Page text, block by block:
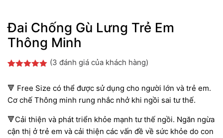
Đai Chống Gù Lưng Trẻ Em
Thông Minh
đánh giá
(3 đánh giá của khách hàng)
🔻 Free Size có thể được sử dụng cho người lớn và trẻ em.
Cơ chế Thông minh rung nhắc nhở khi ngồi sai tư thế.
🔻Cải thiện và phát triển khỏe mạnh tư thế ngồi. Ngăn ngừa
cận thị ở trẻ em và cải thiện các vấn đề về sức khỏe do con